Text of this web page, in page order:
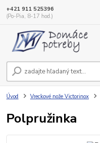
+421 911 525396
(Po-Pia, 8-17 hod.)
Úvod Vreckové nože Victorinox
Polpružinka